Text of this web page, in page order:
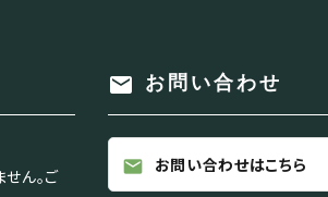
ん。ご
mail お問い合わせ
mail お問い合わせはこちら